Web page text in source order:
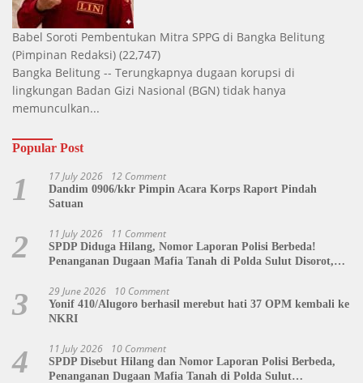
Babel Soroti Pembentukan Mitra SPPG di Bangka Belitung
(Pimpinan Redaksi) (22,747)
Bangka Belitung -- Terungkapnya dugaan korupsi di
lingkungan Badan Gizi Nasional (BGN) tidak hanya
memunculkan...
Popular Post
1 17 July 2026 12 Comment
Dandim 0906/kkr Pimpin Acara Korps Raport Pindah
Satuan
2 11 July 2026 11 Comment
SPDP Diduga Hilang, Nomor Laporan Polisi Berbeda!
Penanganan Dugaan Mafia Tanah di Polda Sulut Disorot,
3 29 June 2026 10 Comment
Yonif 410/Alugoro berhasil merebut hati 37 OPM kembali ke
NKRI
4 11 July 2026 10 Comment
SPDP Disebut Hilang dan Nomor Laporan Polisi Berbeda,
Penanganan Dugaan Mafia Tanah di Polda Sulut